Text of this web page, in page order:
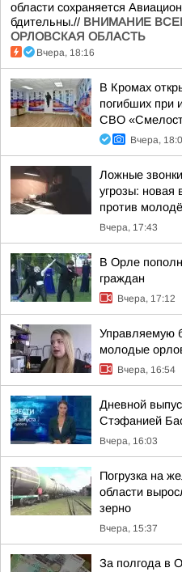
области сохраняется
бдительны.// ВНИМАНИЕ
ОРЛОВСКАЯ ОБЛАСТЬ
Вчера, 18:16
В Кромах
погибших при
СВО
Вчера,
Ложные
угрозы: новая
против
Вчера, 17:43
В Орле
граждан
Вчера, 17:12
Управляемую
молодые
Вчера, 16:54
Дневной
Стэфанией
Вчера, 16:03
Погрузка на
области
зерно
Вчера, 15:37
За полгода в